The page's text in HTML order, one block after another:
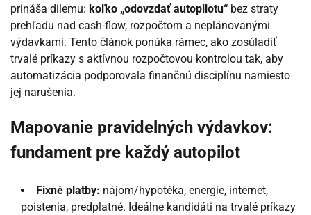
prináša dilemu: koľko „odovzdať autopilotu“ bez straty
prehľadu nad cash-flow, rozpočtom a neplánovanými
výdavkami. Tento článok ponúka rámec, ako zosúladiť
trvalé príkazy s aktívnou rozpočtovou kontrolou tak, aby
automatizácia podporovala finančnú disciplínu namiesto
jej narušenia.
Mapovanie pravidelných výdavkov:
fundament pre každý autopilot
Fixné platby: nájom/hypotéka, energie, internet,
poistenia, predplatné. Ideálne kandidáti na trvalé príkazy